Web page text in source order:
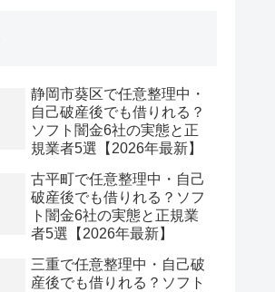
静岡市葵区で任意整理中・
自己破産後でも借りれる？
ソフト闇金6社の実態と正
規業者5選【2026年最新】
古平町で任意整理中・自己
破産後でも借りれる？ソフ
ト闇金6社の実態と正規業
者5選【2026年最新】
三重で任意整理中・自己破
産後でも借りれる？ソフト